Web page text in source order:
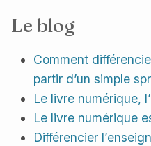
Le blog
Comment
partir d’un simple
Le livre numérique,
Le livre numérique
Différencier